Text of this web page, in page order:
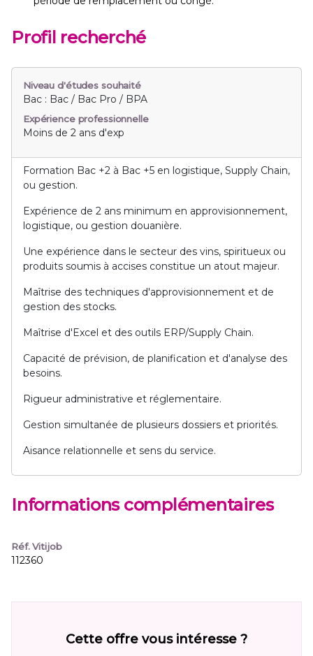
Profil recherché
Niveau d'études souhaité
Bac : Bac / Bac Pro / BPA
Expérience professionnelle
Moins de 2 ans d'exp
Formation Bac +2 à Bac +5 en logistique, Supply Chain,
ou gestion.
Expérience de 2 ans minimum en approvisionnement,
logistique, ou gestion douanière.
Une expérience dans le secteur des vins, spiritueux ou
produits soumis à accises constitue un atout majeur.
Maîtrise des techniques d'approvisionnement et de
gestion des stocks.
Maîtrise d'Excel et des outils ERP/Supply Chain.
Capacité de prévision, de planification et d'analyse des
besoins.
Rigueur administrative et réglementaire.
Gestion simultanée de plusieurs dossiers et priorités.
Aisance relationnelle et sens du service.
Informations complémentaires
Réf. Vitijob
112360
Cette offre vous intéresse ?